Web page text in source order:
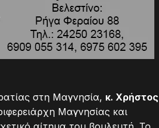
στη Μαγνησία, κ. Χρήστος
Μαγνησίας και